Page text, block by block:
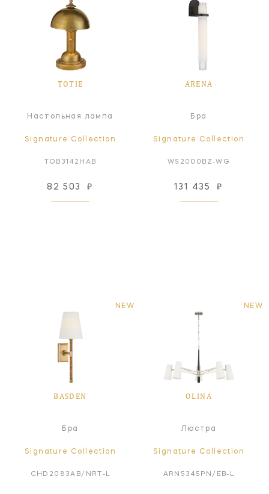
TOTIE
Настольная лампа
Signature Collection
TOB3142HAB
82 503 ₽
ARENA
Бра
Signature Collection
WS2000BZ-WG
131 435 ₽
NEW
BASDEN
Бра
Signature Collection
CHD2083AB/NRT-L
NEW
OLINA
Люстра
Signature Collection
ARN5345PN/EB-L